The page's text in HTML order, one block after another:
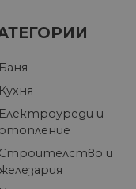
Баня
Кухня
Електроуреди и
отопление
Строителство и
железария
__utmb
_ga_32J9YV418P
__utmc
IDE
GeneralAppGenSession